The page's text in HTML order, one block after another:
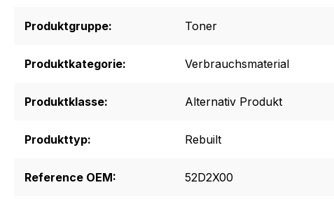
Produktgruppe: Toner
Produktkategorie: Verbrauchsmaterial
Produktklasse: Alternativ Produkt
Produkttyp: Rebuilt
Reference OEM: 52D2X00